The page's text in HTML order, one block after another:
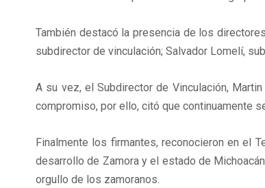
También destacó la presencia de los
subdirector de vinculación; Salvador Lomelí,
A su vez, el Subdirector de Vinculación,
compromiso, por ello, citó que continuamente
Finalmente los firmantes, reconocieron en el
desarrollo de Zamora y el estado de
orgullo de los zamoranos.